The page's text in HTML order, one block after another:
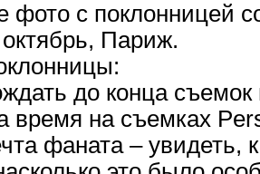
фото с поклонницей
октябрь, Париж.
до конца
время на съемках
фаната – увидеть,